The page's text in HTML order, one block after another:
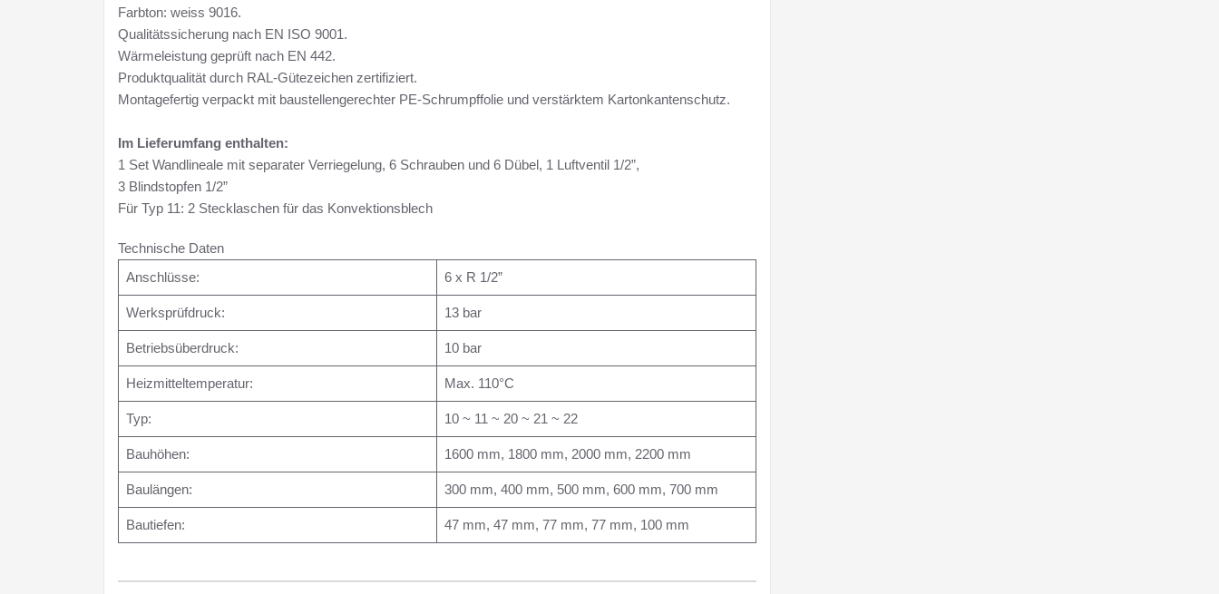
Farbton: weiss 9016.
Qualitätssicherung nach EN ISO 9001.
Wärmeleistung geprüft nach EN 442.
Produktqualität durch RAL-Gütezeichen zertifiziert.
Montagefertig verpackt mit baustellengerechter PE-Schrumpffolie und verstärktem Kartonkantenschutz.
Im Lieferumfang enthalten:
1 Set Wandlineale mit separater Verriegelung, 6 Schrauben und 6 Dübel, 1 Luftventil 1/2”,
3 Blindstopfen 1/2”
Für Typ 11: 2 Stecklaschen für das Konvektionsblech
Technische Daten
Anschlüsse:
6 x R 1/2”
Werksprüfdruck: 13 bar
Betriebsüberdruck: 10 bar
Heizmitteltemperatur: Max. 110°C
Typ: 10 ~ 11 ~ 20 ~ 21 ~ 22
Bauhöhen: 1600 mm, 1800 mm, 2000 mm, 2200 mm
Baulängen: 300 mm, 400 mm, 500 mm, 600 mm, 700 mm
Bautiefen: 47 mm, 47 mm, 77 mm, 77 mm, 100 mm